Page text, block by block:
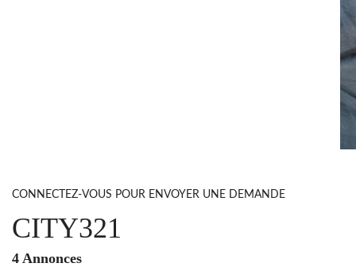
CONNECTEZ-VOUS POUR ENVOYER UNE DEMANDE
CITY321
4 Annonces